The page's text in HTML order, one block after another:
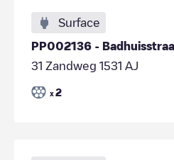
Surface
PP002136 -
31 Zandweg 1531 AJ
x 2